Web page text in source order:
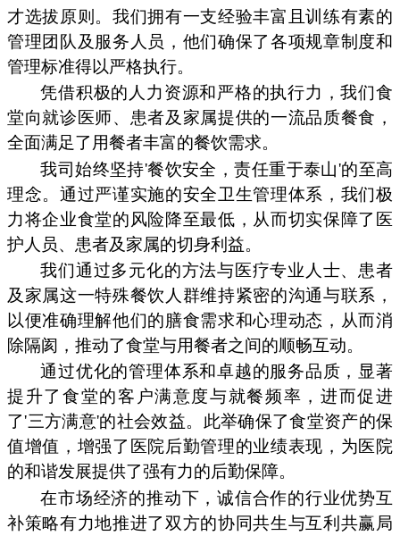
才选拔原则。我们拥有一支经验丰富且训练有素的
管理团队及服务人员，他们确保了各项规章制度和
管理标准得以严格执行。
凭借积极的人力资源和严格的执行力，我们食
堂向就诊医师、患者及家属提供的一流品质餐食，
全面满足了用餐者丰富的餐饮需求。
我司始终坚持'餐饮安全，责任重于泰山'的至高
理念。通过严谨实施的安全卫生管理体系，我们极
力将企业食堂的风险降至最低，从而切实保障了医
护人员、患者及家属的切身利益。
我们通过多元化的方法与医疗专业人士、患者
及家属这一特殊餐饮人群维持紧密的沟通与联系，
以便准确理解他们的膳食需求和心理动态，从而消
除隔阂，推动了食堂与用餐者之间的顺畅互动。
通过优化的管理体系和卓越的服务品质，显著
提升了食堂的客户满意度与就餐频率，进而促进
了'三方满意'的社会效益。此举确保了食堂资产的保
值增值，增强了医院后勤管理的业绩表现，为医院
的和谐发展提供了强有力的后勤保障。
在市场经济的推动下，诚信合作的行业优势互
补策略有力地推进了双方的协同共生与互利共赢局